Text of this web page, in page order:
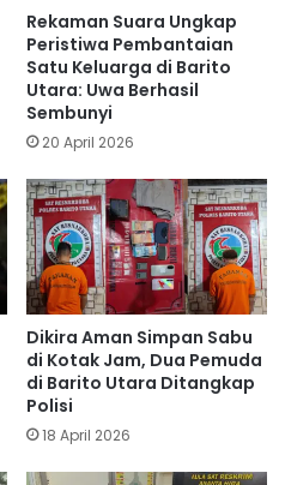
Rekaman Suara Ungkap
Peristiwa Pembantaian
Satu Keluarga di Barito
Utara: Uwa Berhasil
Sembunyi
20 April 2026
Dikira Aman Simpan Sabu
di Kotak Jam, Dua Pemuda
di Barito Utara Ditangkap
Polisi
18 April 2026